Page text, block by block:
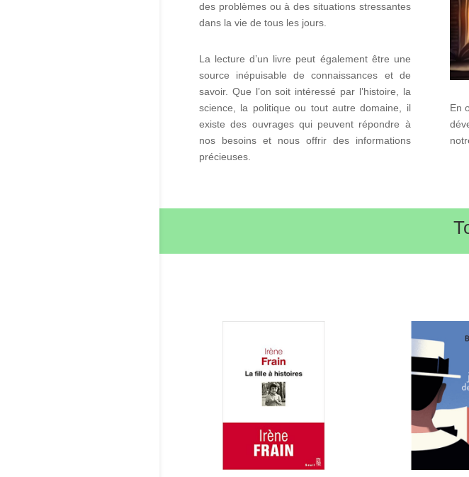
des problèmes ou à des situations stressantes
dans la vie de tous les jours.
La lecture d’un livre peut également être une
source inépuisable de connaissances et de
savoir. Que l’on soit intéressé par l’histoire, la
science, la politique ou tout autre domaine, il
existe des ouvrages qui peuvent répondre à
nos besoins et nous offrir des informations
précieuses.
En